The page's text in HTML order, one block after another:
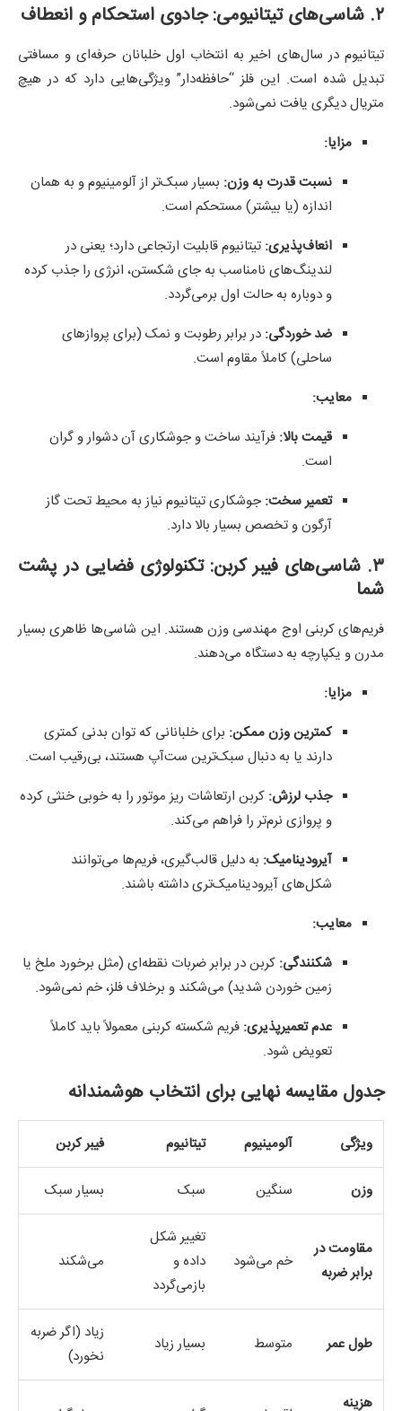
۲. شاسی‌های تیتانیومی: جادوی استحکام و انعطاف
تیتانیوم در سال‌های اخیر به انتخاب اول خلبانان حرفه‌ای و مسافتی
تبدیل شده است. این فلز “حافظه‌دار” ویژگی‌هایی دارد که در هیچ
متریال دیگری یافت نمی‌شود.
مزایا:
نسبت قدرت به وزن: بسیار سبک‌تر از آلومینیوم و به همان
اندازه (یا بیشتر) مستحکم است.
انعاف‌پذیری: تیتانیوم قابلیت ارتجاعی دارد؛ یعنی در
لندینگ‌های نامناسب به جای شکستن، انرژی را جذب کرده
و دوباره به حالت اول برمی‌گردد.
ضد خوردگی: در برابر رطوبت و نمک (برای پروازهای
ساحلی) کاملاً مقاوم است.
معایب:
قیمت بالا: فرآیند ساخت و جوشکاری آن دشوار و گران
است.
تعمیر سخت: جوشکاری تیتانیوم نیاز به محیط تحت گاز
آرگون و تخصص بسیار بالا دارد.
۳. شاسی‌های فیبر کربن: تکنولوژی فضایی در پشت
شما
فریم‌های کربنی اوج مهندسی وزن هستند. این شاسی‌ها ظاهری بسیار
مدرن و یکپارچه به دستگاه می‌دهند.
مزایا:
کمترین وزن ممکن: برای خلبانانی که توان بدنی کمتری
دارند یا به دنبال سبک‌ترین ست‌آپ هستند، بی‌رقیب است.
جذب لرزش: کربن ارتعاشات ریز موتور را به خوبی خنثی کرده
و پروازی نرم‌تر را فراهم می‌کند.
آیرودینامیک: به دلیل قالب‌گیری، فریم‌ها می‌توانند
شکل‌های آیرودینامیک‌تری داشته باشند.
معایب:
شکنندگی: کربن در برابر ضربات نقطه‌ای (مثل برخورد ملخ یا
زمین خوردن شدید) می‌شکند و برخلاف فلز، خم نمی‌شود.
عدم تعمیرپذیری: فریم شکسته کربنی معمولاً باید کاملاً
تعویض شود.
جدول مقایسه نهایی برای انتخاب هوشمندانه
ویژگی آلومینیوم تیتانیوم فیبر کربن
وزن سنگین سبک بسیار سبک
مقاومت در
برابر ضربه
خم می‌شود
تغییر شکل
داده و
بازمی‌گردد
می‌شکند
طول عمر متوسط بسیار زیاد
زیاد (اگر ضربه
نخورد)
هزینه